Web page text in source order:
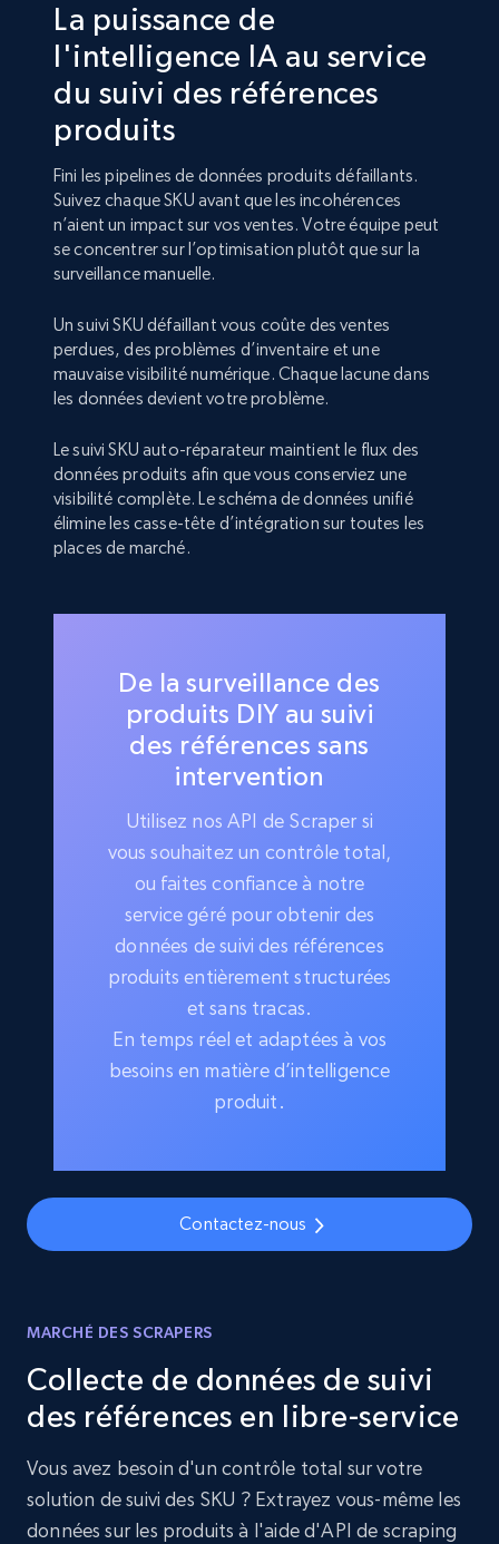
La puissance de
l'intelligence IA au service
du suivi des références
produits
Fini les pipelines de données produits défaillants.
Suivez chaque SKU avant que les incohérences
n’aient un impact sur vos ventes. Votre équipe peut
se concentrer sur l’optimisation plutôt que sur la
surveillance manuelle.
Un suivi SKU défaillant vous coûte des ventes
perdues, des problèmes d’inventaire et une
mauvaise visibilité numérique. Chaque lacune dans
les données devient votre problème.
Le suivi SKU auto-réparateur maintient le flux des
données produits afin que vous conserviez une
visibilité complète. Le schéma de données unifié
élimine les casse-tête d’intégration sur toutes les
places de marché.
De la surveillance des
produits DIY au suivi
des références sans
intervention
Utilisez nos API de Scraper si
vous souhaitez un contrôle total,
ou faites confiance à notre
service géré pour obtenir des
données de suivi des références
produits entièrement structurées
et sans tracas.
En temps réel et adaptées à vos
besoins en matière d’intelligence
produit.
Contactez-nous
MARCHÉ DES SCRAPERS
Collecte de données de suivi
des références en libre-service
Vous avez besoin d'un contrôle total sur votre
solution de suivi des SKU ? Extrayez vous-même les
données sur les produits à l'aide d'API de scraping